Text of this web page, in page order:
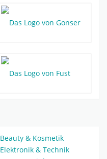
Beauty & Kosmetik
Elektronik & Technik